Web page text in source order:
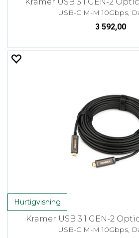
USB-C M-M 10Gbps,
3 592,00
Hurtigvisning
Kramer USB 3.1 GEN-2
USB-C M-M 10Gbps,